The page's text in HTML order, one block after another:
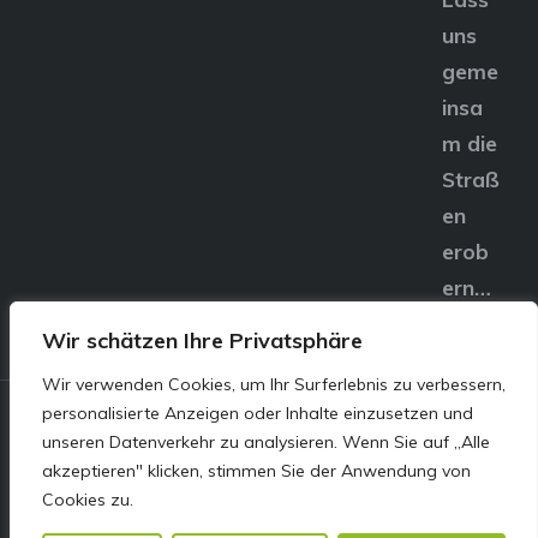
Wir schätzen Ihre Privatsphäre
Wir verwenden Cookies, um Ihr Surferlebnis zu verbessern,
personalisierte Anzeigen oder Inhalte einzusetzen und
unseren Datenverkehr zu analysieren. Wenn Sie auf „Alle
akzeptieren" klicken, stimmen Sie der Anwendung von
Cookies zu.
uns
geme
insa
m die
Straß
en
erob
ern…
© E&S Motors GmbH,
Linzer Straße 83 4240
Freistadt